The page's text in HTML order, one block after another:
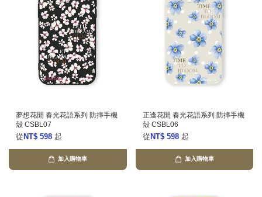
夢想花開 春光花語系列 防摔手機
殼 CSBL07
從 NT$ 598 起
加入購物車
正逢花開 春光花語系列 防摔手機
殼 CSBL06
從 NT$ 598 起
加入購物車